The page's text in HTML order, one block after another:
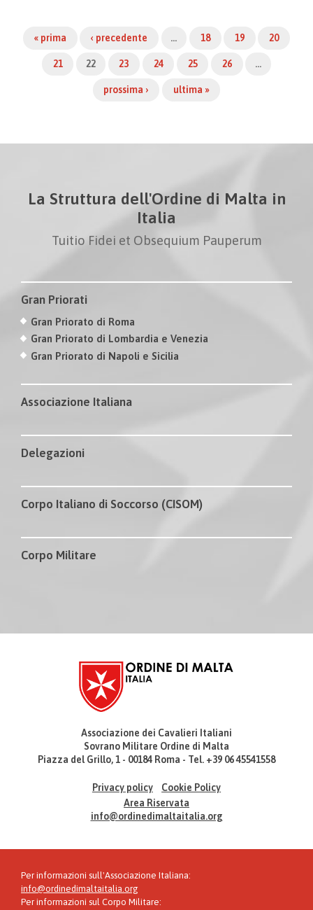
« prima ‹ precedente … 18 19 20
21 22 23 24 25 26 …
prossima › ultima »
La Struttura dell'Ordine di Malta in
Italia
Tuitio Fidei et Obsequium Pauperum
Gran Priorati
Gran Priorato di Roma
Gran Priorato di Lombardia e Venezia
Gran Priorato di Napoli e Sicilia
Associazione Italiana
Delegazioni
Corpo Italiano di Soccorso (CISOM)
Corpo Militare
Associazione dei Cavalieri Italiani
Sovrano Militare Ordine di Malta
Piazza del Grillo, 1 - 00184 Roma - Tel. +39 06 45541558
Privacy policy
Cookie Policy
Area Riservata
info@ordinedimaltaitalia.org
Per informazioni sull'Associazione Italiana:
info@ordinedimaltaitalia.org
Per informazioni sul Corpo Militare: